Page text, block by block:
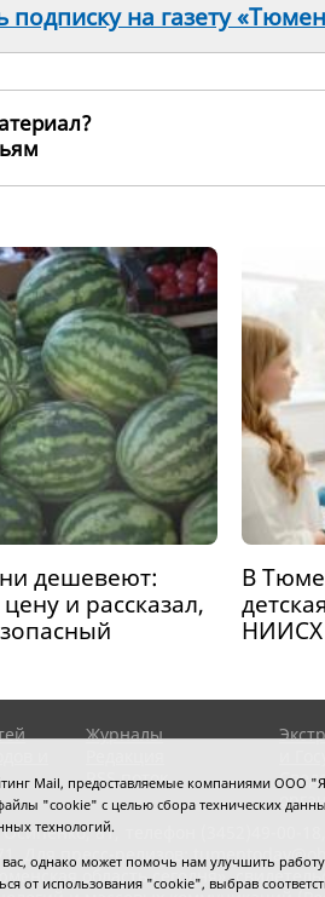
на газету
дешевеют:
и рассказал,
В
НИИСХ
Журналы
RSS поток
81,
Для пресс-релизов:
область сегодня»,
Mail, предоставляемые компаниями
"cookie" с целью сбора технических
технологий.
однако может помочь нам улучшить
от использования "cookie", выбрав